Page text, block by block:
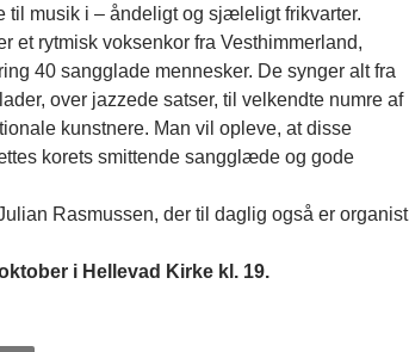
til musik i – åndeligt og sjæleligt frikvarter.
et rytmisk voksenkor fra Vesthimmerland,
40 sangglade mennesker. De synger alt fra
over jazzede satser, til velkendte numre af
kunstnere. Man vil opleve, at disse
korets smittende sangglæde og gode
Rasmussen, der til daglig også er organist
i Hellevad Kirke kl. 19.